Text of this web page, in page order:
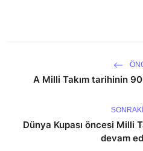
A Milli Takım tarihinin
SONRAKI
Dünya Kupası öncesi Milli
devam